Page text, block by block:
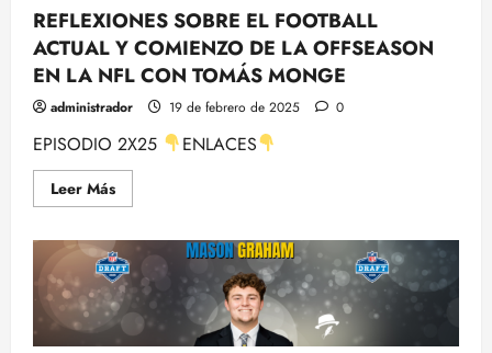
REFLEXIONES SOBRE EL FOOTBALL
ACTUAL Y COMIENZO DE LA OFFSEASON
EN LA NFL CON TOMÁS MONGE
administrador 19 de febrero de 2025 0
EPISODIO 2X25 ENLACES
Leer MásLeer
más
REFLEXIONES
SOBRE
EL
FOOTBALL
ACTUAL
Y
COMIENZO